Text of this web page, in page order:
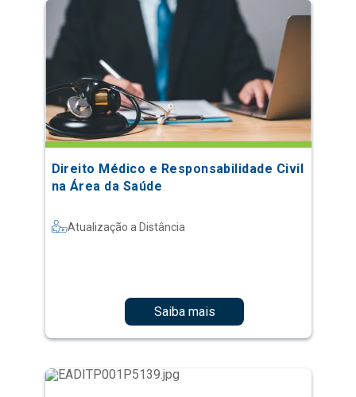
Direito Médico e Responsabilidade Civil
na Área da Saúde
Atualização a Distância
Saiba mais